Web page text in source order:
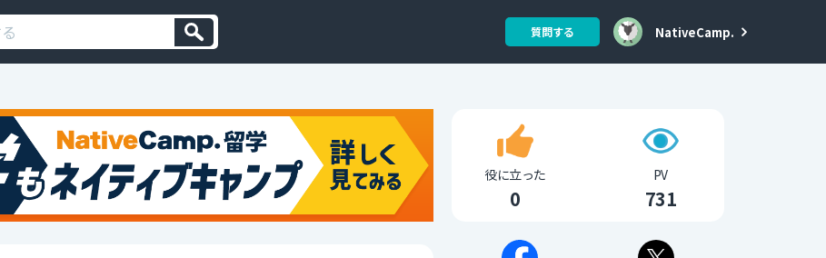
質問する NativeCamp.
役に立った
0
PV
731